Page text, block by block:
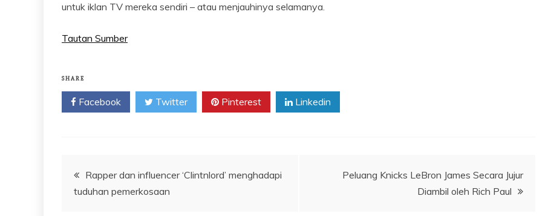
untuk iklan TV mereka sendiri – atau menjauhinya selamanya.
Tautan Sumber
SHARE
Facebook Twitter Pinterest Linkedin
Navigasi
pos
Rapper dan influencer ‘Clintnlord’ menghadapi
tuduhan pemerkosaan
Peluang Knicks LeBron James Secara Jujur
Diambil oleh Rich Paul